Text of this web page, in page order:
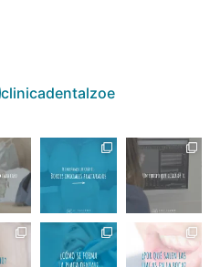
clinicadentalzoe